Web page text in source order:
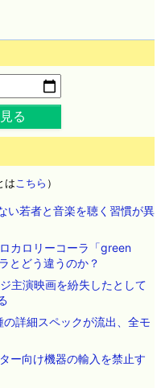
る
はこちら ）
い若者と音楽を聴く習慣が異
カロリーコーラ「green
とどう違うのか？
主演映画を紛失したとして
詳細スペックが流出、全モ
ー向け機器の輸入を禁止す